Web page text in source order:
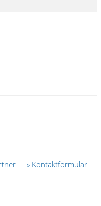
» Kontaktformular